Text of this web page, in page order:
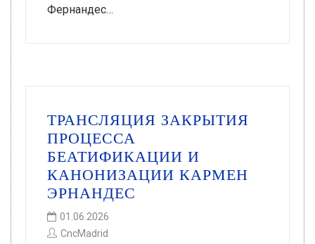
Фернандес…
ТРАНСЛЯЦИЯ ЗАКРЫТИЯ
ПРОЦЕССА
БЕАТИФИКАЦИИ И
КАНОНИЗАЦИИ КАРМЕН
ЭРНАНДЕС
01.06.2026
CncMadrid